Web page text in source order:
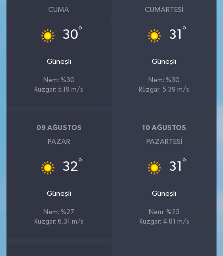
CUMA
30°
Güneşli
Nem: %30
Rüzgar: 5.19 m/s
CUMARTESI
31 °
Güneşli
Nem: %30
Rüzgar: 5.39 m/s
09 AĞUSTOS
PAZAR
32°
Güneşli
Nem: %27
Rüzgar: 6.31 m/s
10 AĞUSTOS
PAZARTESI
31 °
Güneşli
Nem: %25
Rüzgar: 4.81 m/s